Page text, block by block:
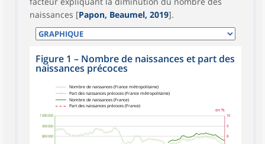
naissances [Papon, Beaumel, 2019].
Figure 1 – Nombre de naissances et part des
naissances précoces
800 000
900 000
1 000 000
8
9
10
en %
Nombre de naissances (France métropolitaine)
Part des naissances précoces (France métropolitaine)
Nombre de naissances (France)
Part des naissances précoces (France)